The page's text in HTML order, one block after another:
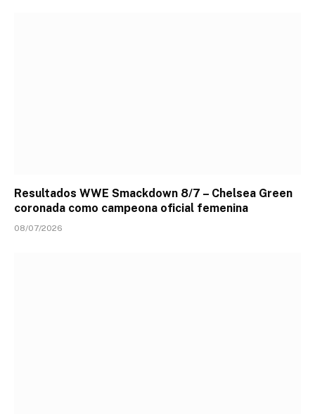
Resultados WWE Smackdown 8/7 – Chelsea Green
coronada como campeona oficial femenina
08/07/2026